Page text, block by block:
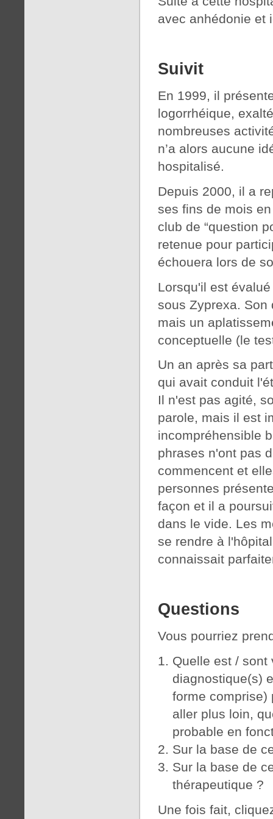
avec anhédonie et
Suivit
En 1999, il
logorrhéique,
nombreuses
n’a alors aucune
hospitalisé.
Depuis 2000, il a
ses fins de mois
club de “question
retenue pour
échouera lors de
Lorsqu'il est
sous Zyprexa. Son
mais un
conceptuelle (le
Un an après sa
qui avait conduit
Il n'est pas agité,
parole, mais il est
incompréhensible
phrases n'ont pas
commencent et
personnes
façon et il a
dans le vide. Les
se rendre à
connaissait
Questions
Vous pourriez
Quelle est / sont
diagnostique(s)
forme comprise)
aller plus loin,
probable en
Sur la base de
Sur la base de
thérapeutique ?
Une fois fait,